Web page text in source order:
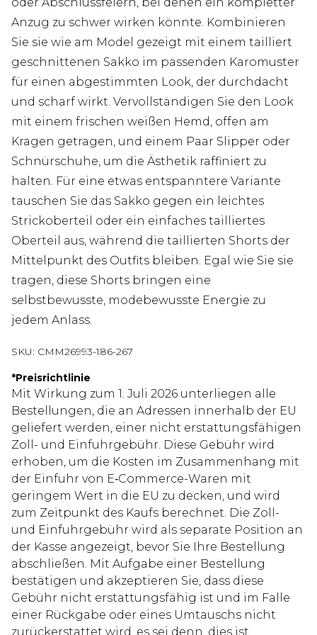
oder Abschlussfeiern, bei denen ein kompletter
Anzug zu schwer wirken könnte. Kombinieren
Sie sie wie am Model gezeigt mit einem tailliert
geschnittenen Sakko im passenden Karomuster
für einen abgestimmten Look, der durchdacht
und scharf wirkt. Vervollständigen Sie den Look
mit einem frischen weißen Hemd, offen am
Kragen getragen, und einem Paar Slipper oder
Schnürschuhe, um die Ästhetik raffiniert zu
halten. Für eine etwas entspanntere Variante
tauschen Sie das Sakko gegen ein leichtes
Strickoberteil oder ein einfaches tailliertes
Oberteil aus, während die taillierten Shorts der
Mittelpunkt des Outfits bleiben. Egal wie Sie sie
tragen, diese Shorts bringen eine
selbstbewusste, modebewusste Energie zu
jedem Anlass.
SKU: CMM26993-186-267
*Preisrichtlinie
Mit Wirkung zum 1. Juli 2026 unterliegen alle
Bestellungen, die an Adressen innerhalb der EU
geliefert werden, einer nicht erstattungsfähigen
Zoll- und Einfuhrgebühr. Diese Gebühr wird
erhoben, um die Kosten im Zusammenhang mit
der Einfuhr von E‑Commerce-Waren mit
geringem Wert in die EU zu decken, und wird
zum Zeitpunkt des Kaufs berechnet. Die Zoll-
und Einfuhrgebühr wird als separate Position an
der Kasse angezeigt, bevor Sie Ihre Bestellung
abschließen. Mit Aufgabe einer Bestellung
bestätigen und akzeptieren Sie, dass diese
Gebühr nicht erstattungsfähig ist und im Falle
einer Rückgabe oder eines Umtauschs nicht
zurückerstattet wird, es sei denn, dies ist